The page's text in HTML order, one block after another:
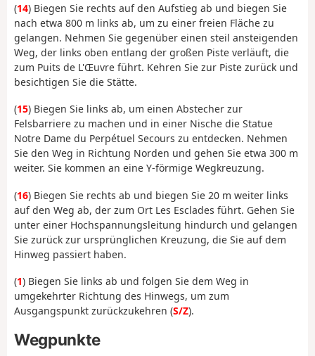
(14) Biegen Sie rechts auf den Aufstieg ab und biegen Sie
nach etwa 800 m links ab, um zu einer freien Fläche zu
gelangen. Nehmen Sie gegenüber einen steil ansteigenden
Weg, der links oben entlang der großen Piste verläuft, die
zum Puits de L'Œuvre führt. Kehren Sie zur Piste zurück und
besichtigen Sie die Stätte.
(15) Biegen Sie links ab, um einen Abstecher zur
Felsbarriere zu machen und in einer Nische die Statue
Notre Dame du Perpétuel Secours zu entdecken. Nehmen
Sie den Weg in Richtung Norden und gehen Sie etwa 300 m
weiter. Sie kommen an eine Y-förmige Wegkreuzung.
(16) Biegen Sie rechts ab und biegen Sie 20 m weiter links
auf den Weg ab, der zum Ort Les Esclades führt. Gehen Sie
unter einer Hochspannungsleitung hindurch und gelangen
Sie zurück zur ursprünglichen Kreuzung, die Sie auf dem
Hinweg passiert haben.
(1) Biegen Sie links ab und folgen Sie dem Weg in
umgekehrter Richtung des Hinwegs, um zum
Ausgangspunkt zurückzukehren (S/Z).
Wegpunkte